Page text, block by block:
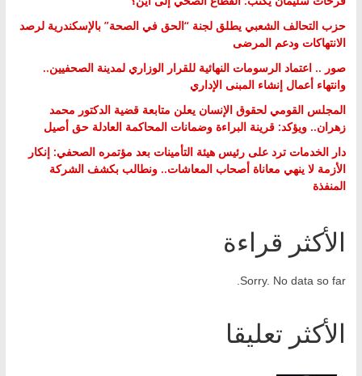
حزب التحالف الشعبي يطلق لجنة “الحق في الصحة” بالإسكندرية لرصد
الانتهاكات ودعم المرضى
صور .. اعتماد الرسومات النهائية للقرار الوزاري لمدينة الصحفيين..
وانتهاء أعمال إنشاء المبنى الإداري
المجلس القومي لحقوق الإنسان يعلن متابعة قضية الدكتور محمد
زهران.. ويؤكد: قرينة البراءة وضمانات المحاكمة العادلة حق أصيل
دار الخدمات ترد على رئيس هيئة التأمينات بعد مؤتمره الصحفي: إنكار
الأزمة لا ينهي معاناة أصحاب المعاشات.. ونطالب بكشف الشركة
المنفذة
الأكثر قراءة
Sorry. No data so far.
الأكثر تعليقا